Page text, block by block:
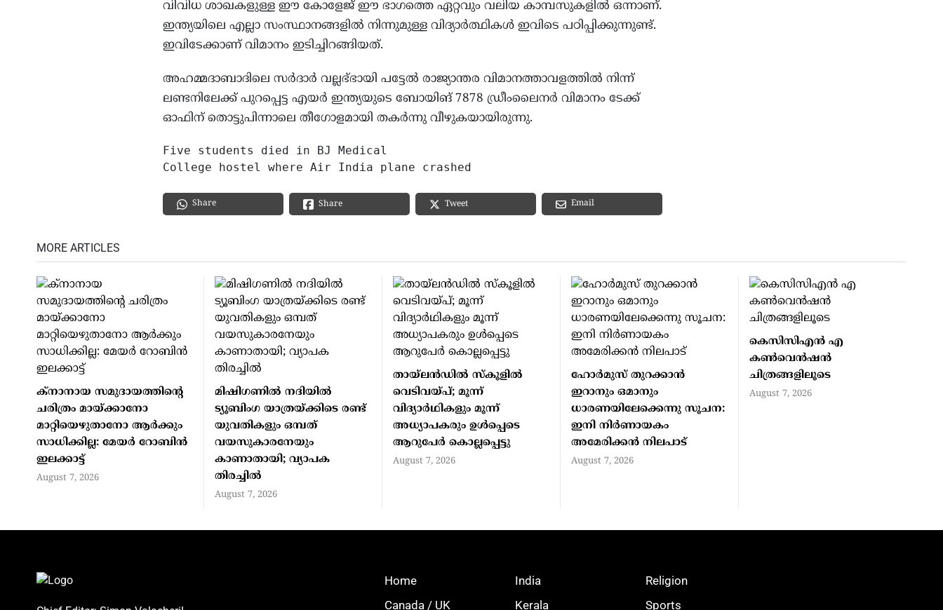
വിവിധ ശാഖകളുള്ള ഈ കോളേജ് ഈ ഭാഗത്തെ ഏറ്റവും വലിയ കാമ്പസുകളിൽ ഒന്നാണ്.
ഇന്ത്യയിലെ എല്ലാ സംസ്ഥാനങ്ങളിൽ നിന്നുമുള്ള വിദ്യാർത്ഥികൾ ഇവിടെ പഠിപ്പിക്കുന്നുണ്ട്.
ഇവിടേക്കാണ് വിമാനം ഇടിച്ചിറങ്ങിയത്.
അഹമ്മദാബാദിലെ സർദാർ വല്ലഭ്ഭായി പട്ടേൽ രാജ്യാന്തര വിമാനത്താവളത്തിൽ നിന്ന്
ലണ്ടനിലേക്ക് പുറപ്പെട്ട എയർ ഇന്ത്യയുടെ ബോയിങ് 7878 ഡ്രീംലൈനർ വിമാനം ടേക്ക്
ഓഫിന് തൊട്ടുപിന്നാലെ തീഗോളമായി തകർന്നു വീഴുകയായിരുന്നു.
Five students died in BJ Medical
College hostel where Air India plane crashed
Share Share Tweet Email
MORE ARTICLES
ക്നാനായ സമുദായത്തിന്റെ
ചരിത്രം മായ്ക്കാനോ
മാറ്റിയെഴുതാനോ ആർക്കും
സാധിക്കില്ല: മേയർ റോബിൻ
ഇലക്കാട്ട്
August 7, 2026
മിഷിഗണില്‍ നദിയില്‍
ട്യൂബിംഗ യാത്രയ്ക്കിടെ രണ്ട്
യുവതികളും ഒമ്പത്
വയസുകാരനേയും
കാണാതായി; വ്യാപക
തിരച്ചില്‍
August 7, 2026
തായ്ലന്‍ഡില്‍ സ്‌കൂളില്‍
വെടിവയ്പ്; മൂന്ന്
വിദ്യാര്‍ഥികളും മൂന്ന്
അധ്യാപകരും ഉള്‍പ്പെടെ
ആറുപേര്‍ കൊല്ലപ്പെട്ടു
August 7, 2026
ഹോര്‍മുസ് തുറക്കാന്‍
ഇറാനും ഒമാനും
ധാരണയിലേക്കെന്നു സൂചന:
ഇനി നിര്‍ണായകം
അമേരിക്കന്‍ നിലപാട്
August 7, 2026
കെസിസിഎൻ എ
കൺവെൻഷൻ
ചിത്രങ്ങളിലൂടെ
August 7, 2026
Home
Canada / UK
India
Kerala
Religion
Sports